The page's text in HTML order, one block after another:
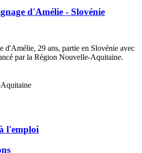
d'Amélie - Slovénie
d'Amélie, 29 ans, partie en Slovénie avec
par la Région Nouvelle-Aquitaine.
l'emploi